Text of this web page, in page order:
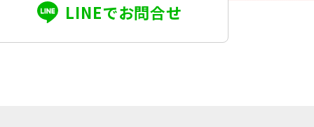
LINEでお問合せ